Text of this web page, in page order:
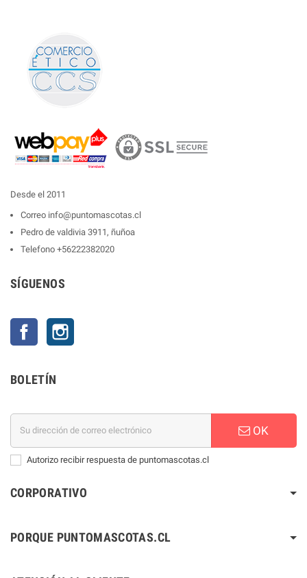
Desde el 2011
Correo info@puntomascotas.cl
Pedro de valdivia 3911, ñuñoa
Telefono +56222382020
SÍGUENOS
Facebook
BOLETÍN
OK
Autorizo recibir respuesta de puntomascotas.cl
CORPORATIVO
PORQUE PUNTOMASCOTAS.CL